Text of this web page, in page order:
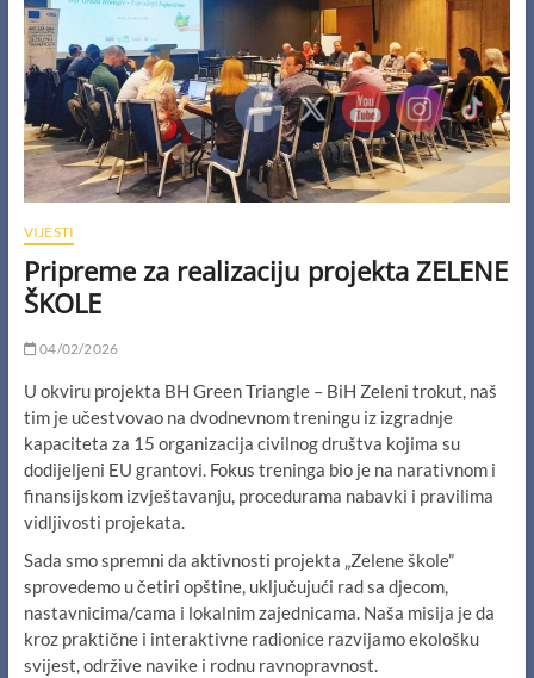
VIJESTI
Pripreme za realizaciju projekta ZELENE
ŠKOLE
04/02/2026
U okviru projekta BH Green Triangle – BiH Zeleni trokut, naš
tim je učestvovao na dvodnevnom treningu iz izgradnje
kapaciteta za 15 organizacija civilnog društva kojima su
dodijeljeni EU grantovi. Fokus treninga bio je na narativnom i
finansijskom izvještavanju, procedurama nabavki i pravilima
vidljivosti projekata.
Sada smo spremni da aktivnosti projekta „Zelene škole”
sprovedemo u četiri opštine, uključujući rad sa djecom,
nastavnicima/cama i lokalnim zajednicama. Naša misija je da
kroz praktične i interaktivne radionice razvijamo ekološku
svijest, održive navike i rodnu ravnopravnost.